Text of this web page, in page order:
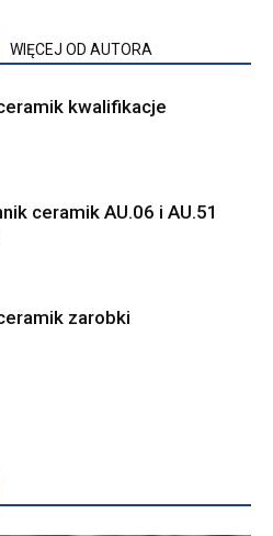
WIĘCEJ OD AUTORA
kwalifikacje
ceramik AU.06 i AU.51
zarobki